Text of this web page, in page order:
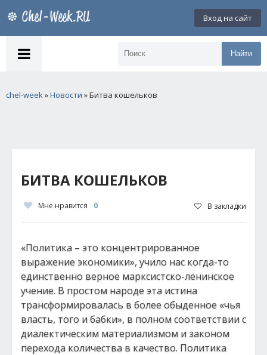
Вход на сайт
Найти
chel-week»Новости » Битва кошельков
БИТВА КОШЕЛЬКОВ
Мне нравится 0 В закладки
«Политика – это концентрированное
выражение экономики», учило нас когда-то
единственно верное марксистско-ленинское
учение. В простом народе эта истина
трансформировалась в более обыденное «чья
власть, того и бабки», в полном соответствии с
диалектическим материализмом и законом
перехода количества в качество. Политика